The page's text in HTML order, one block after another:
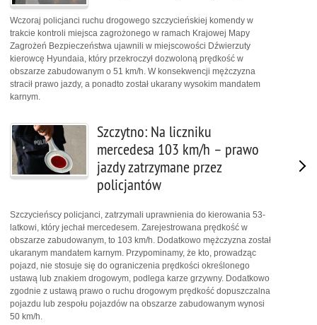
Wczoraj policjanci ruchu drogowego szczycieńskiej komendy w
trakcie kontroli miejsca zagrożonego w ramach Krajowej Mapy
Zagrożeń Bezpieczeństwa ujawnili w miejscowości Dźwierzuty
kierowcę Hyundaia, który przekroczył dozwoloną prędkość w
obszarze zabudowanym o 51 km/h. W konsekwencji mężczyzna
stracił prawo jazdy, a ponadto został ukarany wysokim mandatem
karnym.
Szczytno: Na liczniku
mercedesa 103 km/h – prawo
jazdy zatrzymane przez
policjantów
Szczycieńscy policjanci, zatrzymali uprawnienia do kierowania 53-
latkowi, który jechał mercedesem. Zarejestrowana prędkość w
obszarze zabudowanym, to 103 km/h. Dodatkowo mężczyzna został
ukaranym mandatem karnym. Przypominamy, że kto, prowadząc
pojazd, nie stosuje się do ograniczenia prędkości określonego
ustawą lub znakiem drogowym, podlega karze grzywny. Dodatkowo
zgodnie z ustawą prawo o ruchu drogowym prędkość dopuszczalna
pojazdu lub zespołu pojazdów na obszarze zabudowanym wynosi
50 km/h.